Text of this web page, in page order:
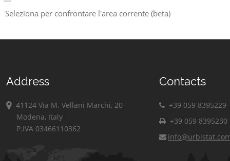
Seleziona per confrontare l'area corrente (beta)
Address
41124 Via M. Vellani Marchi, 20
Modena, Italy
P.IVA 03466110362
Contacts
+39 059 8395229
+39 059 8395230